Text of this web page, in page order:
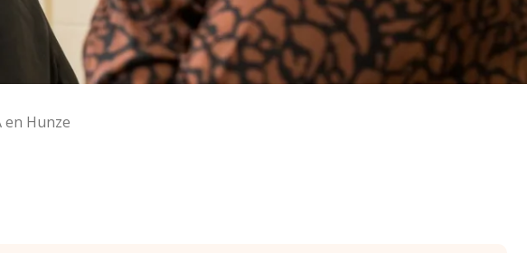
en Hunze